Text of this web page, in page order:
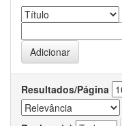
Resultados/Página